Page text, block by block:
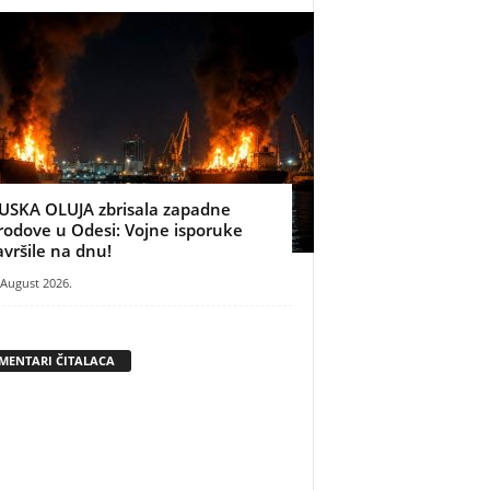
OLUJA zbrisala zapadne
u Odesi: Vojne isporuke
na dnu!
2026.
ČITALACA